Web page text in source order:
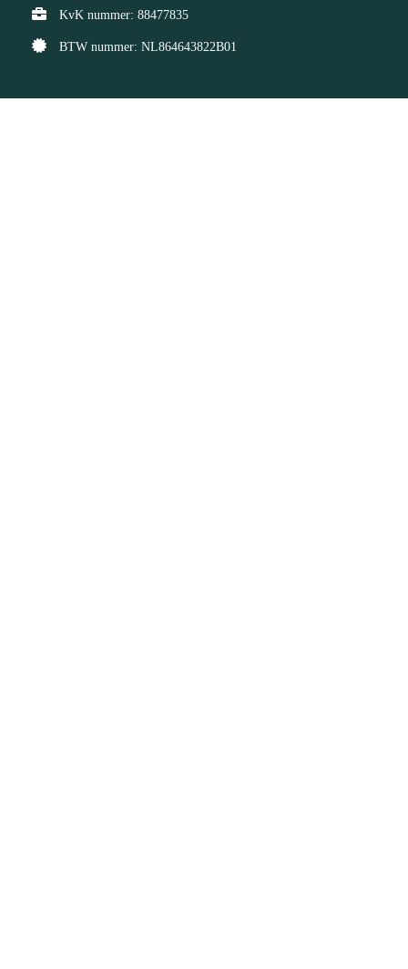
KvK nummer: 88477835
BTW nummer: NL864643822B01